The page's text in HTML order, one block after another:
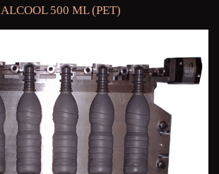
ALCOOL 500 ML (PET)